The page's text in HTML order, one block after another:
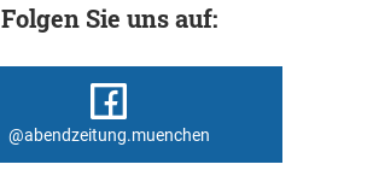
Folgen Sie uns auf:
@abendzeitung.muenchen